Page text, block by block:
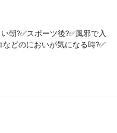
朝?✅スポーツ後?✅風邪で入
などのにおいが気になる時?✅